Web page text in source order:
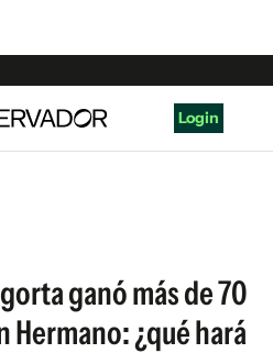
Login
ganó más de 70
Hermano: ¿qué hará